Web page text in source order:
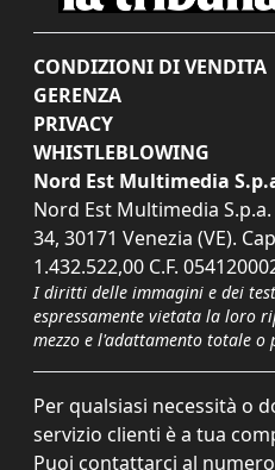
CONDIZIONI DI VENDITA
GERENZA
PRIVACY
WHISTLEBLOWING
Nord Est Multimedia
Nord Est Multimedia
34, 30171 Venezia (VE).
1.432.522,00 C.F.
I diritti delle immagini e dei
espressamente vietata la loro
mezzo e l'adattamento totale o
Per qualsiasi necessità o
servizio clienti è a tua
Puoi contattarci al numero